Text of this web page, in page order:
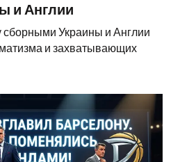
и Англии
сборными Украины и Англии
и захватывающих